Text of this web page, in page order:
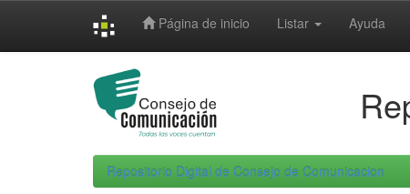
Página de inicio Listar Ayuda
Repositorio Digital de Consejo de Comunicacion